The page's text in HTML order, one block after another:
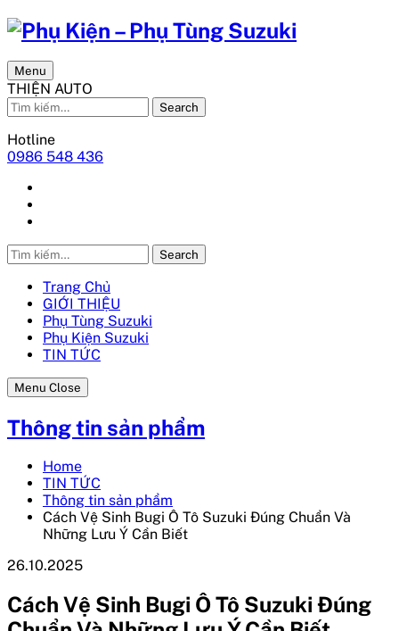
Menu
THIỆN AUTO
Search
Hotline
0986 548 436
Search
Trang Chủ
GIỚI THIỆU
Phụ Tùng Suzuki
Phụ Kiện Suzuki
TIN TỨC
Menu Close
Thông tin sản phẩm
Home
TIN TỨC
Thông tin sản phẩm
Cách Vệ Sinh Bugi Ô Tô Suzuki Đúng Chuẩn Và
Những Lưu Ý Cần Biết
26.10.2025
Cách Vệ Sinh Bugi Ô Tô Suzuki Đúng